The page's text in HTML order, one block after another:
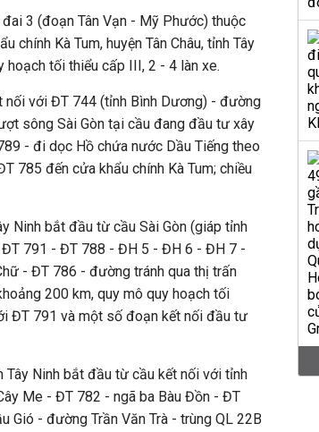
3 (đoạn Tân Vạn - Mỹ Phước) thuộc
chính Kà Tum, huyện Tân Châu, tỉnh Tây
hoạch tối thiểu cấp III, 2 - 4 làn xe.
nối với ĐT 744 (tỉnh Bình Dương) - đường
sông Sài Gòn tại cầu đang đầu tư xây
- đi dọc Hồ chứa nước Dầu Tiếng theo
785 đến cửa khẩu chính Kà Tum; chiều
Ninh bắt đầu từ cầu Sài Gòn (giáp tỉnh
791 - ĐT 788 - ĐH 5 - ĐH 6 - ĐH 7 -
- ĐT 786 - đường tránh qua thị trấn
200 km, quy mô quy hoạch tối
ĐT 791 và một số đoạn kết nối đầu tư
Ninh bắt đầu từ cầu kết nối với tỉnh
Me - ĐT 782 - ngã ba Bàu Đồn - ĐT
Gió - đường Trần Văn Trà - trùng QL 22B